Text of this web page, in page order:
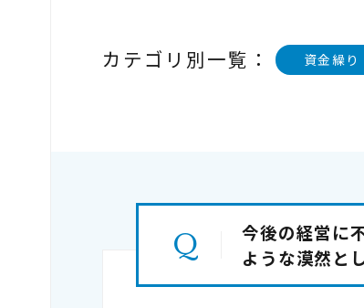
カテゴリ別一覧： 資金繰り
今後の経営に
ような漠然と